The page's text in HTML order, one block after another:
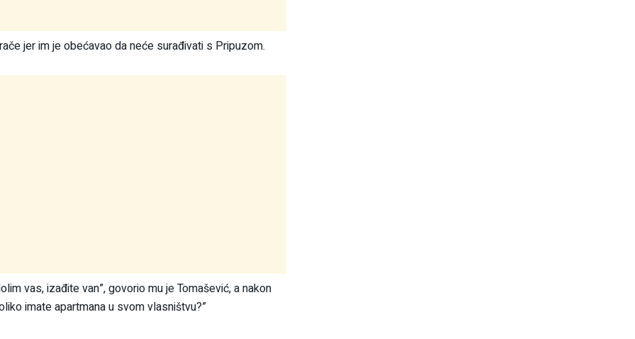
jer im je obećavao da neće surađivati s Pripuzom.
vas, izađite van”, govorio mu je Tomašević, a nakon
imate apartmana u svom vlasništvu?”